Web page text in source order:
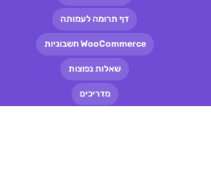
דף תרומה לעמותה
WooCommerce חשבוניות
שאלות נפוצות
מדריכים